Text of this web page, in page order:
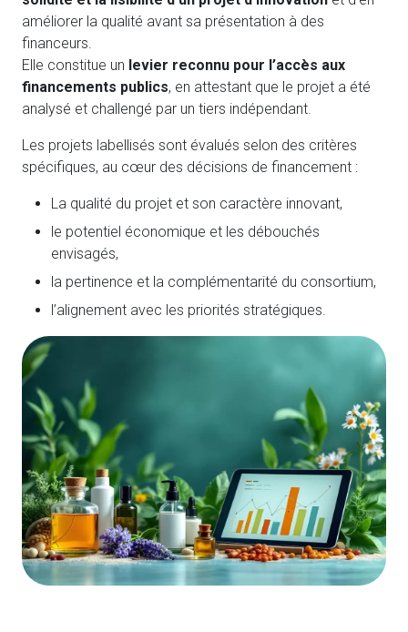
améliorer la qualité avant sa présentation à des
financeurs.
Elle constitue un levier reconnu pour l’accès aux
financements publics, en attestant que le projet a été
analysé et challengé par un tiers indépendant.
Les projets labellisés sont évalués selon des critères
spécifiques, au cœur des décisions de financement :
La qualité du projet et son caractère innovant,
le potentiel économique et les débouchés
envisagés,
la pertinence et la complémentarité du consortium,
l’alignement avec les priorités stratégiques.